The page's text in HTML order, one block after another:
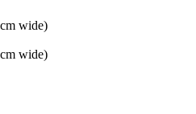
wide)
wide)